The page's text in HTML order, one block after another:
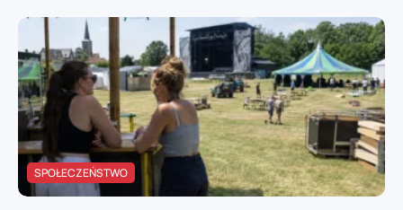
SPOŁECZEŃSTWO